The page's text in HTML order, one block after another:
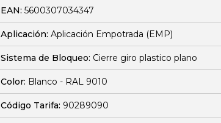
EAN: 5600307034347
Aplicación: Aplicación Empotrada (EMP)
Sistema de Bloqueo: Cierre giro plastico plano
Color: Blanco - RAL 9010
Código Tarifa: 90289090